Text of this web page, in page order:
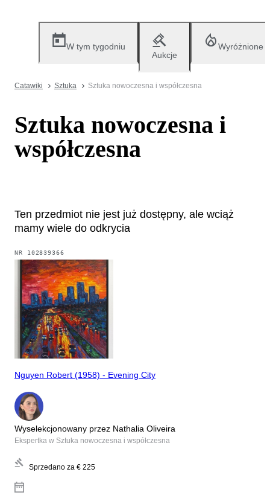
W tym tygodniu
Aukcje
Wyróżnione
Catawiki Sztuka Sztuka nowoczesna i współczesna
Sztuka nowoczesna i
współczesna
Ten przedmiot nie jest już dostępny, ale wciąż
mamy wiele do odkrycia
NR 102839366
Nguyen Robert (1958) - Evening City
Wyselekcjonowany przez Nathalia Oliveira
Ekspertka w Sztuka nowoczesna i współczesna
Sprzedano za € 225